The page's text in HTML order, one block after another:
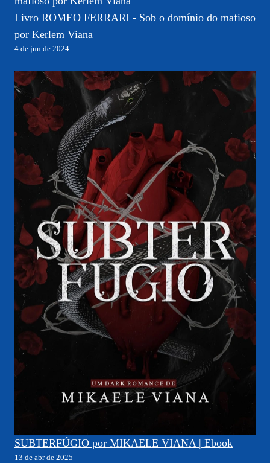
Livro ROMEO FERRARI - Sob o domínio do mafioso
por Kerlem Viana
4 de jun de 2024
SUBTERFÚGIO por MIKAELE VIANA | Ebook
13 de abr de 2025